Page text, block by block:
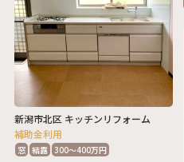
新潟市北区 キッチンリフォーム
補助金利用
窓 結露 300～400万円